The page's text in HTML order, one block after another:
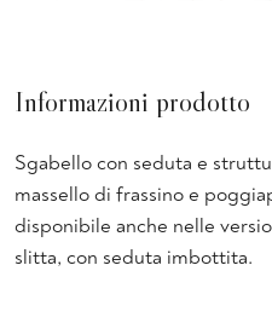
Informazioni prodotto
Sgabello con seduta e
massello di frassino e
disponibile anche nelle
slitta, con seduta imbottita.